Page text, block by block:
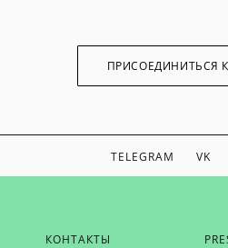
ПРИСОЕДИНИТЬСЯ К
TELEGRAM VK
КОНТАКТЫ
ЕСЛИ ВЫ ХОТИТЕ